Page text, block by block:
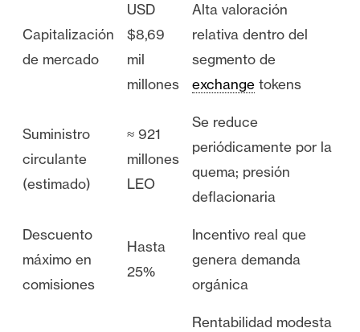
Capitalización
de mercado
USD
$8,69
mil
millones
Alta valoración
relativa dentro del
segmento de
exchange tokens
Suministro
circulante
(estimado)
≈ 921
millones
LEO
Se reduce
periódicamente por la
quema; presión
deflacionaria
Descuento
máximo en
comisiones
Hasta
25%
Incentivo real que
genera demanda
orgánica
Rentabilidad modesta